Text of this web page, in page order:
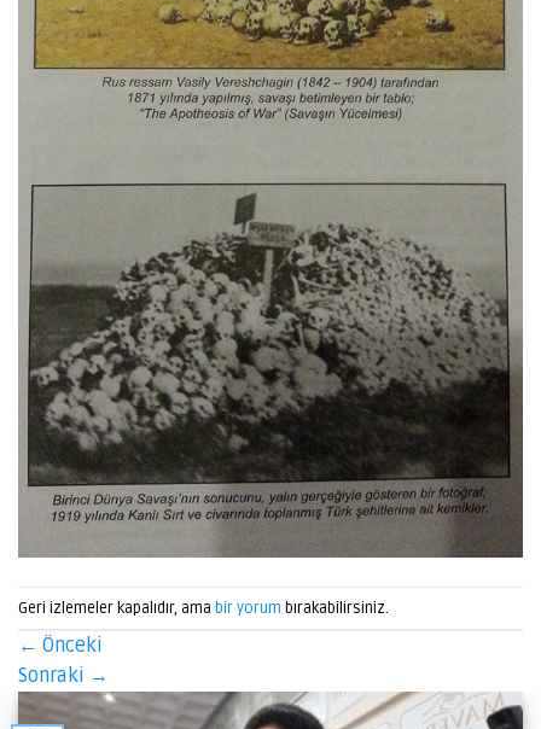
Geri izlemeler kapalıdır, ama bir yorum bırakabilirsiniz.
← Önceki
Sonraki →